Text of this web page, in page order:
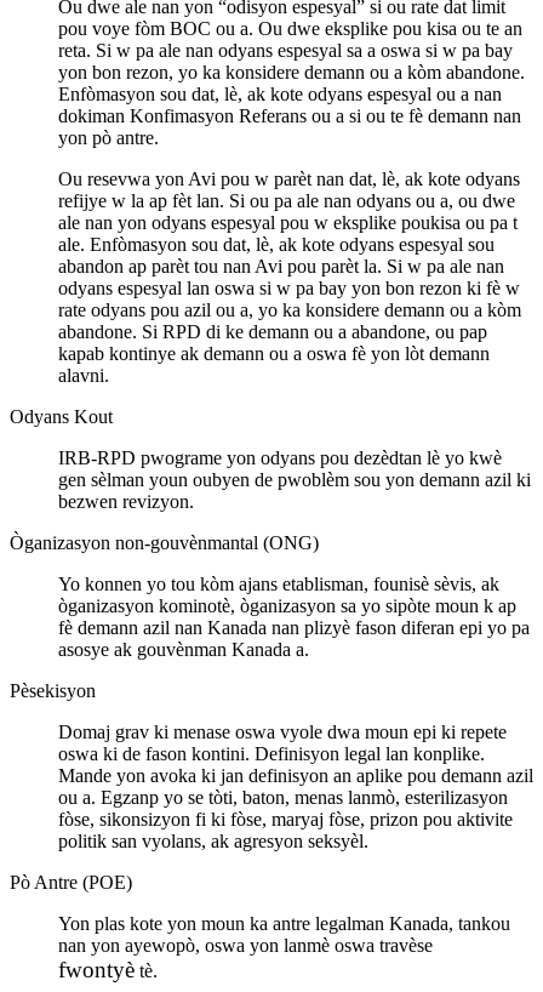
Ou dwe ale nan yon “odisyon espesyal” si ou rate dat limit
pou voye fòm BOC ou a. Ou dwe eksplike pou kisa ou te an
reta. Si w pa ale nan odyans espesyal sa a oswa si w pa bay
yon bon rezon, yo ka konsidere demann ou a kòm abandone.
Enfòmasyon sou dat, lè, ak kote odyans espesyal ou a nan
dokiman Konfimasyon Referans ou a si ou te fè demann nan
yon pò antre.
Ou resevwa yon Avi pou w parèt nan dat, lè, ak kote odyans
refijye w la ap fèt lan. Si ou pa ale nan odyans ou a, ou dwe
ale nan yon odyans espesyal pou w eksplike poukisa ou pa t
ale. Enfòmasyon sou dat, lè, ak kote odyans espesyal sou
abandon ap parèt tou nan Avi pou parèt la. Si w pa ale nan
odyans espesyal lan oswa si w pa bay yon bon rezon ki fè w
rate odyans pou azil ou a, yo ka konsidere demann ou a kòm
abandone. Si RPD di ke demann ou a abandone, ou pap
kapab kontinye ak demann ou a oswa fè yon lòt demann
alavni.
Odyans Kout
IRB-RPD pwograme yon odyans pou dezèdtan lè yo kwè
gen sèlman youn oubyen de pwoblèm sou yon demann azil ki
bezwen revizyon.
Òganizasyon non-gouvènmantal (ONG)
Yo konnen yo tou kòm ajans etablisman, founisè sèvis, ak
òganizasyon kominotè, òganizasyon sa yo sipòte moun k ap
fè demann azil nan Kanada nan plizyè fason diferan epi yo pa
asosye ak gouvènman Kanada a.
Pèsekisyon
Domaj grav ki menase oswa vyole dwa moun epi ki repete
oswa ki de fason kontini. Definisyon legal lan konplike.
Mande yon avoka ki jan definisyon an aplike pou demann azil
ou a. Egzanp yo se tòti, baton, menas lanmò, esterilizasyon
fòse, sikonsizyon fi ki fòse, maryaj fòse, prizon pou aktivite
politik san vyolans, ak agresyon seksyèl.
Pò Antre (POE)
Yon plas kote yon moun ka antre legalman Kanada, tankou
nan yon ayewopò, oswa yon lanmè oswa travèse
fwontyè tè.